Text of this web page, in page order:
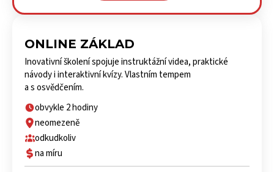
ONLINE ZÁKLAD
Inovativní školení spojuje instruktážní videa, praktické
návody i interaktivní kvízy. Vlastním tempem
a s osvědčením.
obvykle 2 hodiny
neomezeně
odkudkoliv
na míru